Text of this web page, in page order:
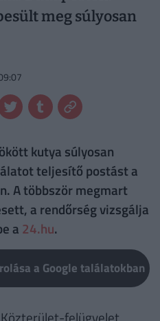
meg súlyosan
kutya súlyosan
teljesítő postást a
A többször megmart
a rendőrség vizsgálja
a 24.hu.
a Google találatokban